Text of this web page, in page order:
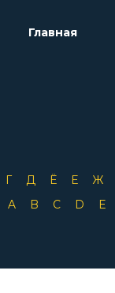
Главная
Г Д Ё Е Ж
A B C D E